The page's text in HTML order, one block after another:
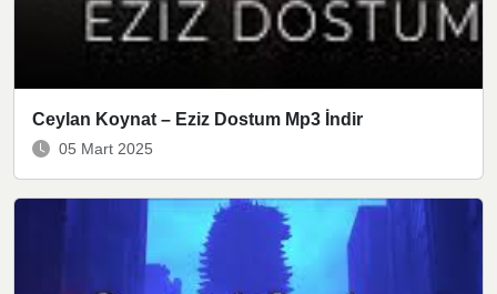
Ceylan Koynat – Eziz Dostum Mp3 İndir
05 Mart 2025